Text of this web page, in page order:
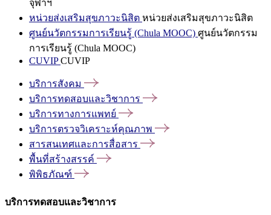
จุฬาฯ
หน่วยส่งเสริมสุขภาวะนิสิต หน่วยส่งเสริมสุขภาวะนิสิต
ศูนย์นวัตกรรมการเรียนรู้ (Chula MOOC) ศูนย์นวัตกรรม
การเรียนรู้ (Chula MOOC)
CUVIPCUVIP
บริการสังคม
บริการทดสอบและวิชาการ
บริการทางการแพทย์
บริการตรวจวิเคราะห์คุณภาพ
สารสนเทศและการสื่อสาร
พื้นที่สร้างสรรค์
พิพิธภัณฑ์
บริการทดสอบและวิชาการ